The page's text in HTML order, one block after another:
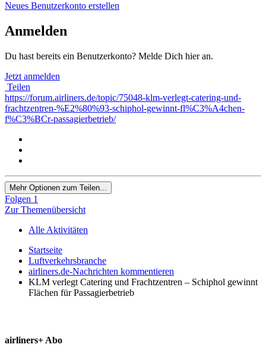
Neues Benutzerkonto erstellen
Anmelden
Du hast bereits ein Benutzerkonto? Melde Dich hier an.
Jetzt anmelden
Teilen
https://forum.airliners.de/topic/75048-klm-verlegt-catering-und-
frachtzentren-%E2%80%93-schiphol-gewinnt-fl%C3%A4chen-
f%C3%BCr-passagierbetrieb/
Mehr Optionen zum Teilen...
Folgen 1
Zur Themenübersicht
Alle Aktivitäten
Startseite
Luftverkehrsbranche
airliners.de-Nachrichten kommentieren
KLM verlegt Catering und Frachtzentren – Schiphol gewinnt
Flächen für Passagierbetrieb
airliners+ Abo